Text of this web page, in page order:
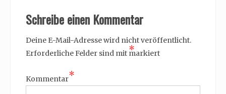
Schreibe einen Kommentar
Deine E-Mail-Adresse wird nicht veröffentlicht.
Erforderliche Felder sind mit *
markiert
Kommentar*